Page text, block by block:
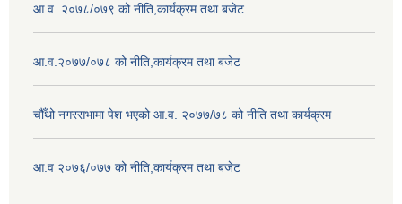
आ.व. २०७८/०७९ को नीति,कार्यक्रम तथा बजेट
आ.व.२०७७/०७८ को नीति,कार्यक्रम तथा बजेट
चौँथो नगरसभामा पेश भएको आ.व. २०७७/७८ को नीति तथा कार्यक्रम
आ.व २०७६/०७७ को नीति,कार्यक्रम तथा बजेट